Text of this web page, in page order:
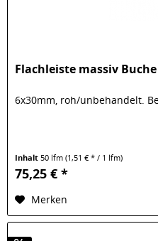
Flachleiste massiv
6x30mm, roh/unbehandelt.
Inhalt50 lfm(1,51 € * / 1 lfm)
75,25 € *
Merken